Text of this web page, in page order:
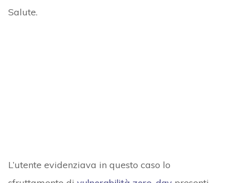
Salute.
L’utente evidenziava in questo caso lo